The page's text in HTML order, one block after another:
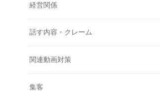
経営関係
話す内容・クレーム
関連動画対策
集客